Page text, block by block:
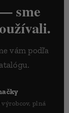
sme
vám podľa
plná